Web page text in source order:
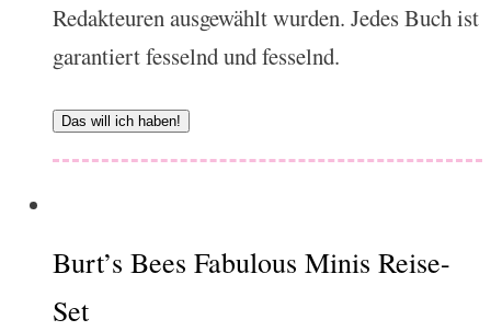
Redakteuren ausgewählt wurden. Jedes Buch ist
garantiert fesselnd und fesselnd.
Das will ich haben!
Burt’s Bees Fabulous Minis Reise-
Set